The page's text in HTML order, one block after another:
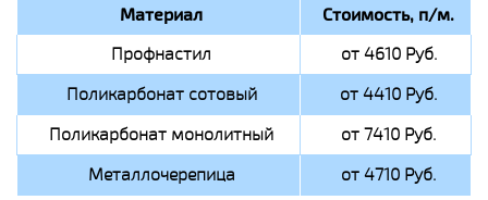
Материал Стоимость, п/м.
Профнастил
от 4610 Руб.
Поликарбонат сотовый
от 4410 Руб.
Поликарбонат монолитный
от 7410 Руб.
Металлочерепица
от 4710 Руб.